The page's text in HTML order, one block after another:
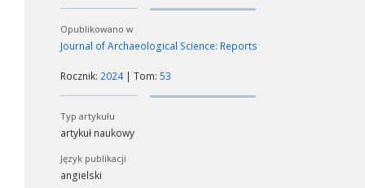
Opublikowano w
Journal of Archaeological Science: Reports
Rocznik: 2024| Tom: 53
Typ artykułu
artykuł naukowy
Język publikacji
angielski